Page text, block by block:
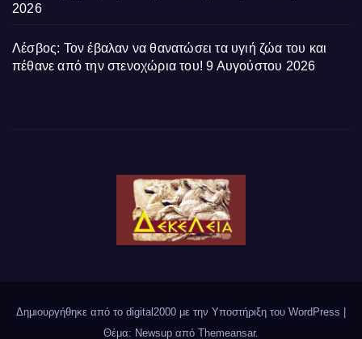
2026
Λέσβος: Τον έβαλαν να θανατώσει τα υγιή ζώα του και
πέθανε από την στενοχώρια του! 9 Αυγούστου 2026
Δημιουργήθηκε από το digital2000 με την Υποστήριξη του WordPress
Θέμα: Newsup από Themeansar.